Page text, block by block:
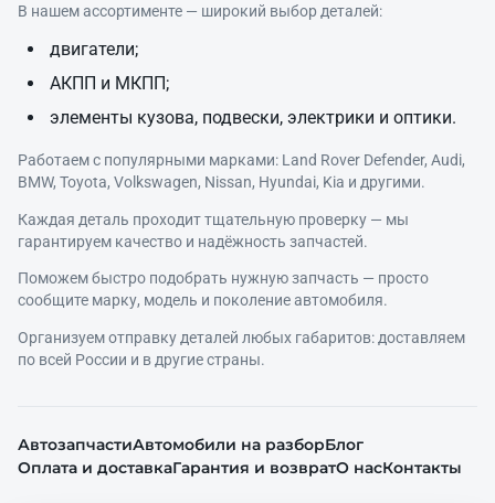
В нашем ассортименте — широкий выбор деталей:
двигатели;
АКПП и МКПП;
элементы кузова, подвески, электрики и оптики.
Работаем с популярными марками: Land Rover Defender, Audi,
BMW, Toyota, Volkswagen, Nissan, Hyundai, Kia и другими.
Каждая деталь проходит тщательную проверку — мы
гарантируем качество и надёжность запчастей.
Поможем быстро подобрать нужную запчасть — просто
сообщите марку, модель и поколение автомобиля.
Организуем отправку деталей любых габаритов: доставляем
по всей России и в другие страны.
АвтозапчастиАвтомобили на разборБлог
Оплата и доставкаГарантия и возвратО насКонтакты